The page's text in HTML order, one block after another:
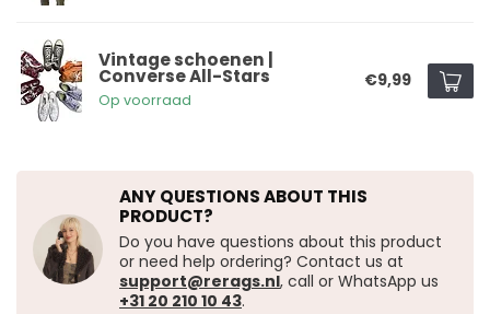
Vintage schoenen |
Converse All-Stars
Op voorraad
€9,99
ANY QUESTIONS ABOUT THIS
PRODUCT?
Do you have questions about this product
or need help ordering? Contact us at
support@rerags.nl, call or WhatsApp us
+31 20 210 10 43.